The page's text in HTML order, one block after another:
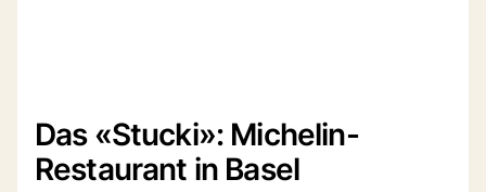
Das «Stucki»: Michelin-
Restaurant in Basel